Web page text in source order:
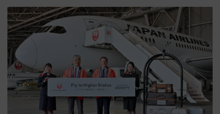
詰め放題を開催、ロイズタウン
駅からのアクセスも